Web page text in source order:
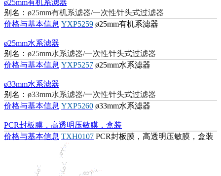
ø25mm有机系滤器
别名：ø25mm有机系滤器/一次性针头式过滤器
价格与基本信息 YXP5259 ø25mm有机系滤器
ø25mm水系滤器
别名：ø25mm水系滤器/一次性针头式过滤器
价格与基本信息 YXP5257 ø25mm水系滤器
ø33mm水系滤器
别名：ø33mm水系滤器/一次性针头式过滤器
PCR封板膜，高透明压敏膜，盒装
TXH0107